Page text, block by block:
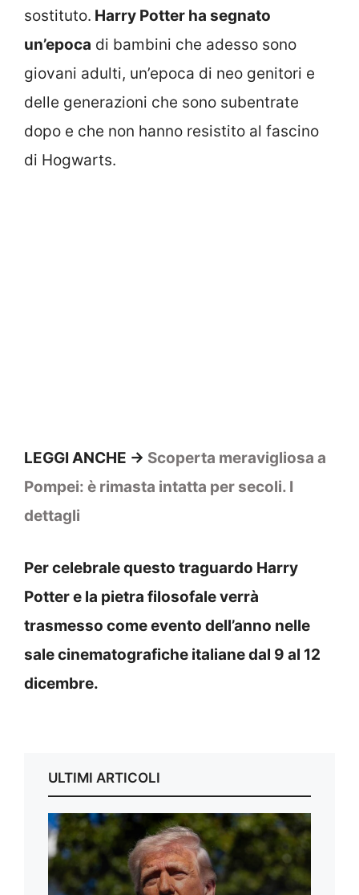
sostituto. Harry Potter ha segnato
un’epoca di bambini che adesso sono
giovani adulti, un’epoca di neo genitori e
delle generazioni che sono subentrate
dopo e che non hanno resistito al fascino
di Hogwarts.
LEGGI ANCHE -> Scoperta meravigliosa a
Pompei: è rimasta intatta per secoli. I
dettagli
Per celebrale questo traguardo Harry
Potter e la pietra filosofale verrà
trasmesso come evento dell’anno nelle
sale cinematografiche italiane dal 9 al 12
dicembre.
ULTIMI ARTICOLI